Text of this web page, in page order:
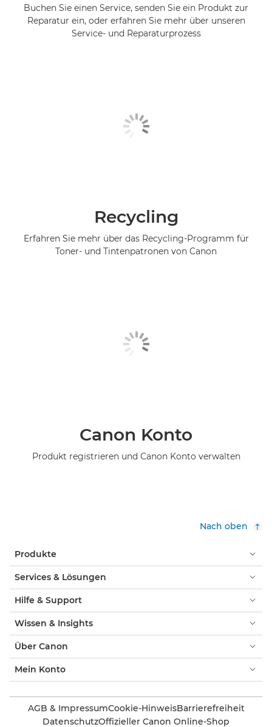
Buchen Sie einen Service, senden Sie ein Produkt zur
Reparatur ein, oder erfahren Sie mehr über unseren
Service- und Reparaturprozess
Recycling
Erfahren Sie mehr über das Recycling-Programm für
Toner- und Tintenpatronen von Canon
Canon Konto
Produkt registrieren und Canon Konto verwalten
Nach oben
Produkte
Services & Lösungen
Hilfe & Support
Wissen & Insights
Über Canon
Mein Konto
AGB & ImpressumCookie-HinweisBarrierefreiheit
DatenschutzOffizieller Canon Online-Shop